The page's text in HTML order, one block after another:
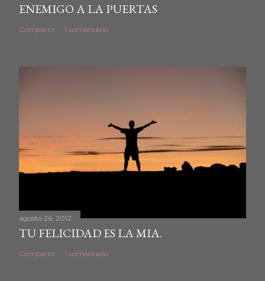
ENEMIGO A LA PUERTAS
Compartir 1 comentario
agosto 26, 2012
TU FELICIDAD ES LA MIA.
Compartir 1 comentario